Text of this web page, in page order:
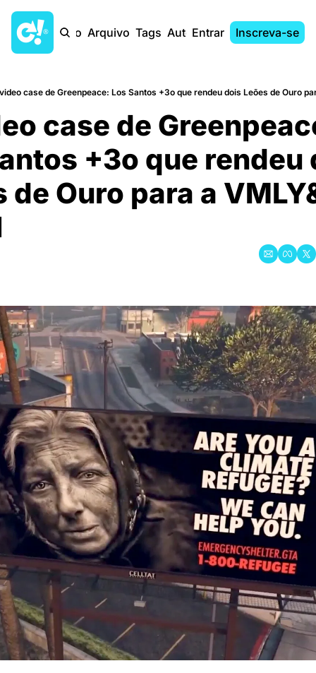
Início Arquivo Tags AutoresEntrar Inscreva-se
case de Greenpeace: Los Santos +3o que rendeu dois Leões de Ouro
+3o que rendeu
de Ouro para a